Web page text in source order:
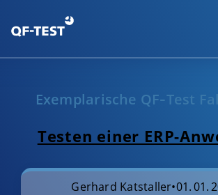
Exemplarische QF‑Test
Testen einer ERP-
Gerhard Katstaller•01. 01.